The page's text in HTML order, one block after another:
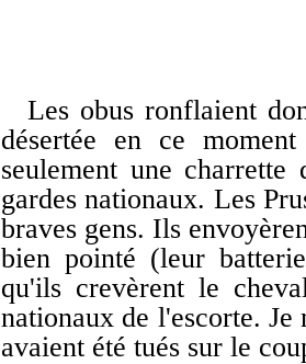
Les obus ronflaient
désertée en ce
seulement une charrette
gardes nationaux. Les
braves gens. Ils
bien pointé (leur
qu'ils crevèrent le
nationaux de l'escorte.
avaient été tués sur le